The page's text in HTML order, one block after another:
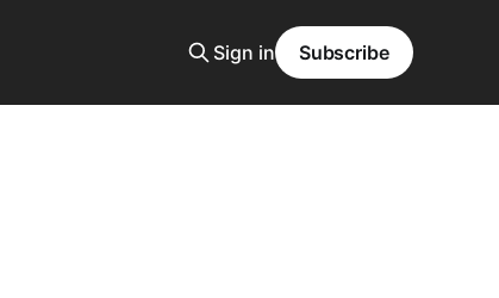
Sign in Subscribe